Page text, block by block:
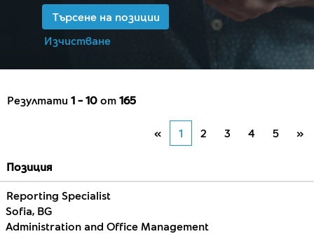
Изчистване
Резултати 1 – 10 от 165
« 1 2 3 4 5 »
Позиция
Reporting Specialist
Sofia, BG
Administration and Office Management